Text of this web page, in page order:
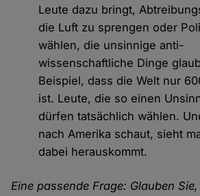
Leute dazu bringt,
die Luft zu sprengen oder
wählen, die unsinnige anti-
wissenschaftliche Dinge
Beispiel, dass die Welt nur
ist. Leute, die so einen
dürfen tatsächlich wählen.
nach Amerika schaut, sieht
dabei herauskommt.
Eine passende Frage: Glauben